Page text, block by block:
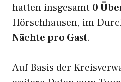
hatten insgesamt 0
Hörschhausen, im
Nächte pro Gast.
Auf Basis der